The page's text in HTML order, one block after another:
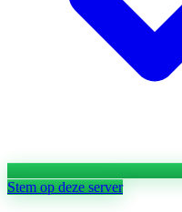
Stem op deze server